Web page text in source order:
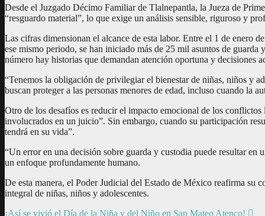
Desde el Juzgado Décimo Familiar de Tlalnepantla, la Jueza de
“resguardo material”, lo que exige un análisis sensible, riguroso y
Las cifras dimensionan el alcance de esta labor. Entre el 1 de
ese mismo periodo, se han iniciado más de 25 mil asuntos de
número hay historias que demandan atención oportuna y decisiones
“Tenemos la obligación de privilegiar el bienestar de niñas, niños y
buscan proteger a las personas menores de edad, incluso cuando la
Otro de los desafíos es reducir el impacto emocional de los
involucrados en un juicio”. Sin embargo, cuando su participación
tendrá en su vida”.
“Un error en una decisión sobre guarda y custodia puede resultar
un enfoque profundamente humano.
De esta manera, el Poder Judicial del Estado de México reafirma su
integral de niñas, niños y adolescentes.
¡Así se vivió el Día de la Niña y del Niño en San Mateo Atenco!